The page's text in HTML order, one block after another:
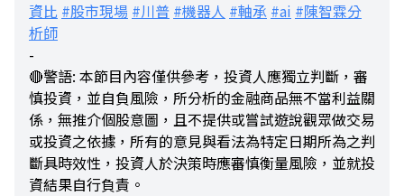
資比 #股市現場 #川普 #機器人 #軸承 #ai #陳智霖分
析師
-
🔴警語: 本節目內容僅供參考，投資人應獨立判斷，審
慎投資，並自負風險，所分析的金融商品無不當利益關
係，無推介個股意圖，且不提供或嘗試遊說觀眾做交易
或投資之依據，所有的意見與看法為特定日期所為之判
斷具時效性，投資人於決策時應審慎衡量風險，並就投
資結果自行負責。